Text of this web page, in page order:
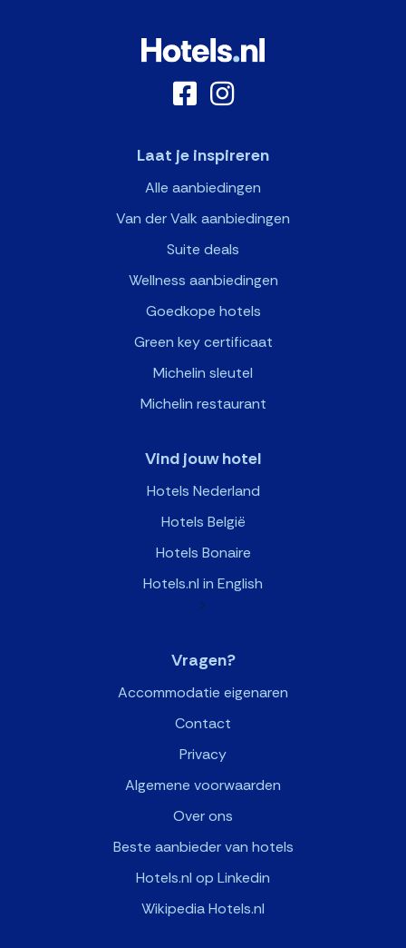
Laat je inspireren
Alle aanbiedingen
Van der Valk aanbiedingen
Suite deals
Wellness aanbiedingen
Goedkope hotels
Green key certificaat
Michelin sleutel
Michelin restaurant
Vind jouw hotel
Hotels Nederland
Hotels België
Hotels Bonaire
Hotels.nl in English
>
Vragen?
Accommodatie eigenaren
Contact
Privacy
Algemene voorwaarden
Over ons
Beste aanbieder van hotels
Hotels.nl op Linkedin
Wikipedia Hotels.nl